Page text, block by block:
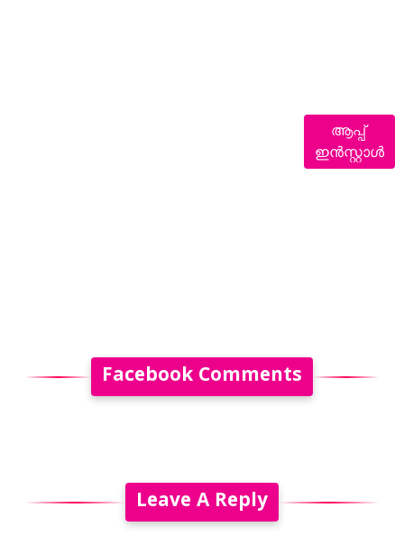
Facebook Comments
Leave A Reply
ആപ്പ്
ഇൻസ്റ്റാൾ